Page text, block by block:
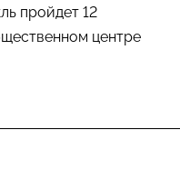
пройдет 12
центре